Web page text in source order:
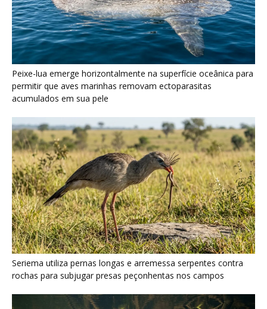
Seriema utiliza pernas longas e arremessa serpentes contra
rochas para subjugar presas peçonhentas nos campos
Poraquê sincroniza descargas elétricas em grupo para
amplificar campo elétrico e atordoar cardumes de peixes
maiores na Amazônia